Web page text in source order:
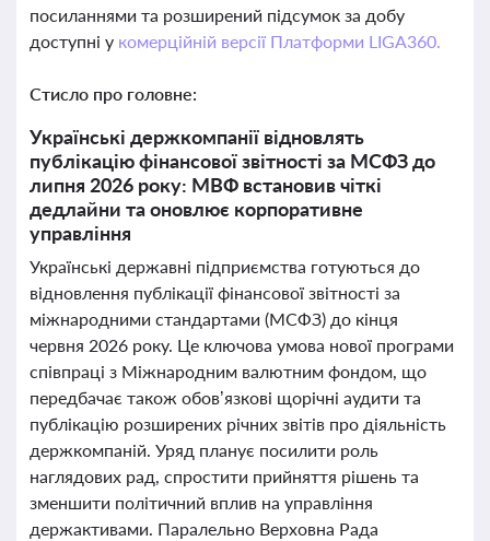
посиланнями та розширений підсумок за добу
доступні у комерційній версії Платформи LIGA360.
Стисло про головне:
Українські держкомпанії відновлять
публікацію фінансової звітності за МСФЗ до
липня 2026 року: МВФ встановив чіткі
дедлайни та оновлює корпоративне
управління
Українські державні підприємства готуються до
відновлення публікації фінансової звітності за
міжнародними стандартами (МСФЗ) до кінця
червня 2026 року. Це ключова умова нової програми
співпраці з Міжнародним валютним фондом, що
передбачає також обов’язкові щорічні аудити та
публікацію розширених річних звітів про діяльність
держкомпаній. Уряд планує посилити роль
наглядових рад, спростити прийняття рішень та
зменшити політичний вплив на управління
держактивами. Паралельно Верховна Рада